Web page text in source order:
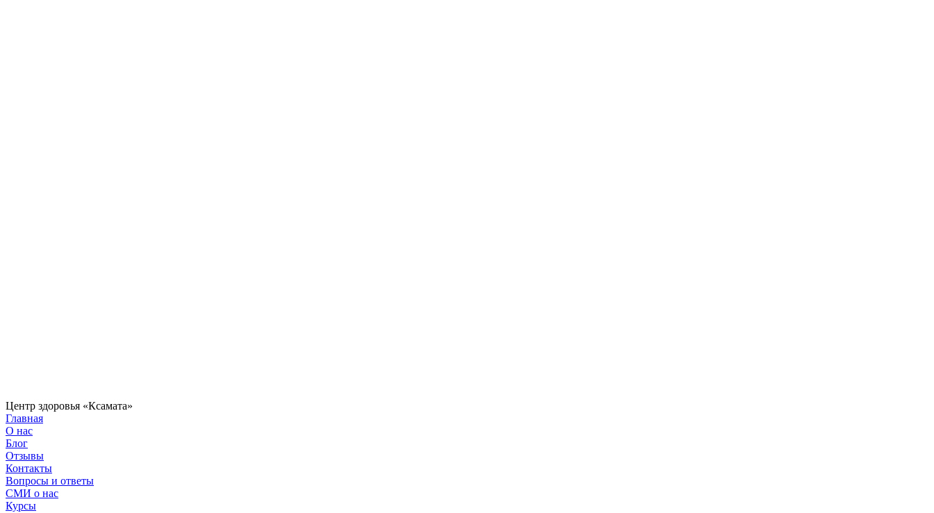
Центр здоровья «Ксамата»
Главная
О нас
Блог
Отзывы
Контакты
Вопросы и ответы
СМИ о нас
Курсы